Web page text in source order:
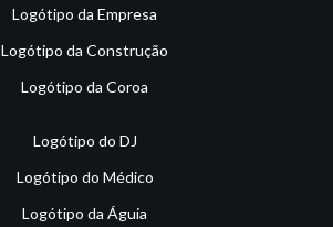
Logótipo da Empresa
Logótipo da Construção
Logótipo da Coroa
Logótipo do DJ
Logótipo do Médico
Logótipo da Águia